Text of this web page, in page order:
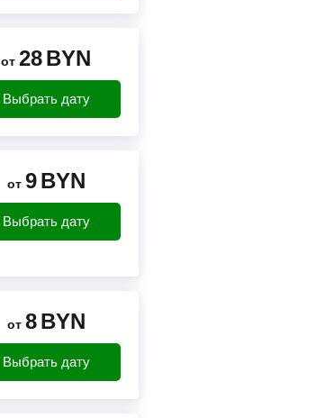
от28BYN
Выбрать дату
от 9BYN
Выбрать дату
от 8BYN
Выбрать дату